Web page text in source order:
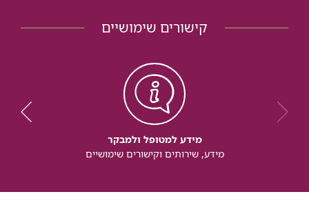
קישורים שימושיים
מידע למטופל ולמבקר
מידע, שירותים וקישורים שימושיים